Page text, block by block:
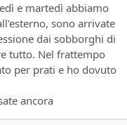
e martedì abbiamo
sono arrivate
dai sobborghi di
tutto. Nel frattempo
per prati e ho dovuto
ancora